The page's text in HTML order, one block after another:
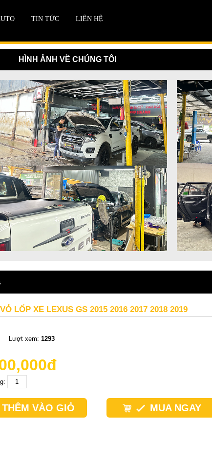
TIN TỨC LIÊN HỆ
HÌNH ẢNH VỀ CHÚNG TÔI
LỐP XE LEXUS GS 2015 2016 2017 2018 2019
Lượt xem: 1293
THÊM VÀO GIỎ MUA NGAY